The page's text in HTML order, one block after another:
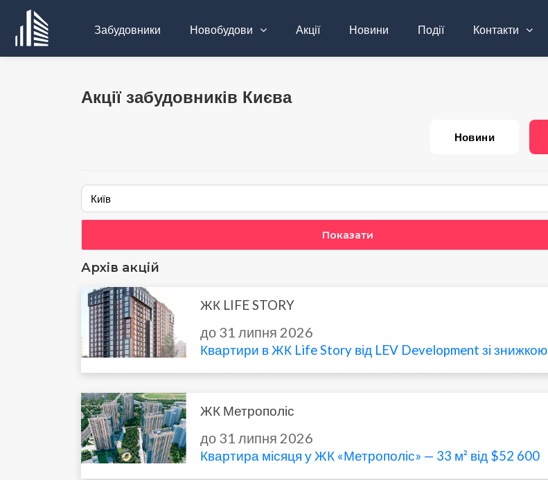
Забудовники Новобудови Акції Новини Події Контакти
Акції забудовників Києва
Новини
Архів акцій
ЖК LIFE STORY
до 31 липня 2026
Квартири в ЖК Life Story від LEV Development зі знижкою
ЖК Метрополіс
до 31 липня 2026
Квартира місяця у ЖК «Метрополіс» — 33 м² від $52 600